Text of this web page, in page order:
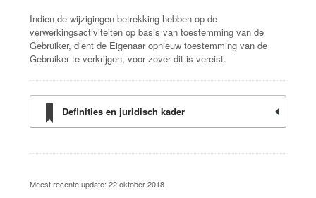
Indien de wijzigingen betrekking hebben op de
verwerkingsactiviteiten op basis van toestemming van de
Gebruiker, dient de Eigenaar opnieuw toestemming van de
Gebruiker te verkrijgen, voor zover dit is vereist.
Definities en juridisch kader
Meest recente update: 22 oktober 2018